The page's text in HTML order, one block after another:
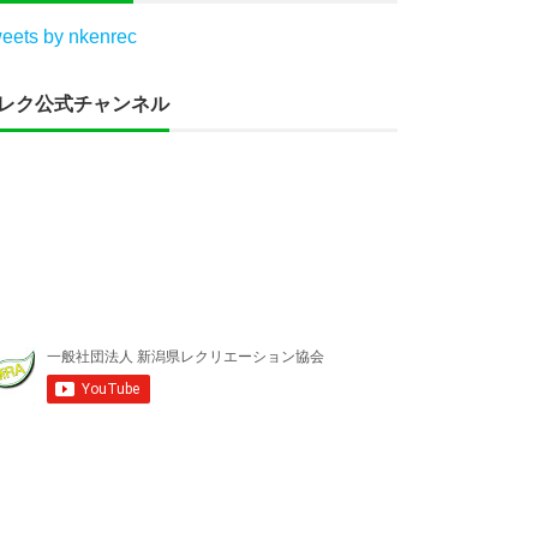
by nkenrec
ク公式チャンネル